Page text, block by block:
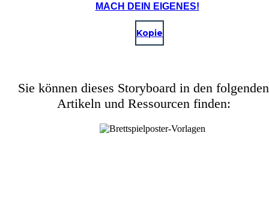
MACH DEIN EIGENES!
Kopie
Sie können dieses Storyboard in den folgenden
Artikeln und Ressourcen finden: